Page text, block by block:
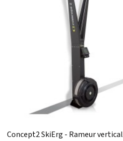
Concept2 SkiErg - Rameur vertical